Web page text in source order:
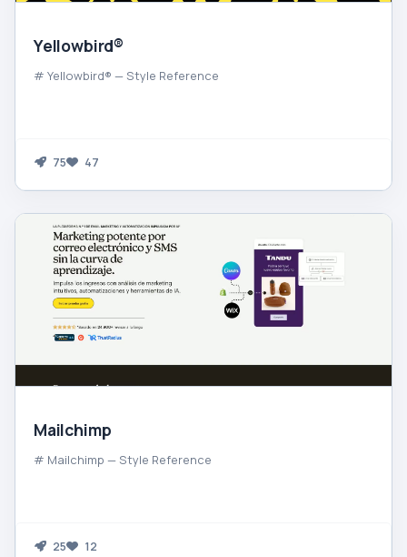
Yellowbird®
# Yellowbird® — Style Reference
75 47
Mailchimp
# Mailchimp — Style Reference
25 12